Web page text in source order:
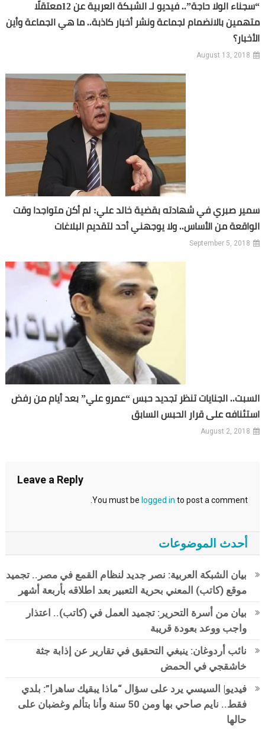
“سجناء الولا حاجة”.. فيديو لـ الشبكة العربية عن 12معتقلًا
متهمين بالانضمام لجماعة ونشر أخبار كاذبة.. ما هي الجماعة وأين
الأخبار؟
August 13, 2018
سمير صبري في شهادته بقضية خالد علي: لم أكن متواجدا وقت
الواقعة من الأساس.. ولا يوجهني أحد لتقديم البلاغات
September 5, 2018
السبت.. الجنايات تنظر تجديد حبس “عمرو علي” بعد أيام من رفض
استئنافه على قرار الحبس السابق
August 2, 2018
Leave a Reply
You must be logged in to post a comment.
أحدث الموضوعات
بيان الشبكة العربية: نصر جديد لنظام القمع في مصر.. تجميد
موقع (كاتب) المعني بحرية التعبير بعد اطلاقه بأربعة أشهر
بيان من أسرة التحرير: تجميد العمل في (كاتب).. اعتذار
واجب ووعد بعودة قريبة
نائب أردوغان: ينبغي التحقيق في تقارير عن إذابة جثة
خاشقجي في الحمض
فيديو| السيسي يرد على سؤال “ماذا يبقيك ساهرا”: بلدي
فقط.. نايم صاحي بها ومن 50 سنة وأنا بتألم وغضبان على
حالها